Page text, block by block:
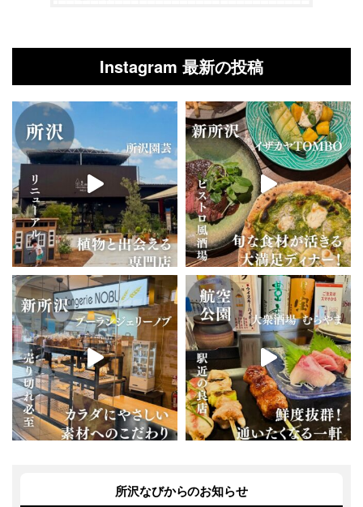
Instagram 最新の投稿
所沢なびからのお知らせ